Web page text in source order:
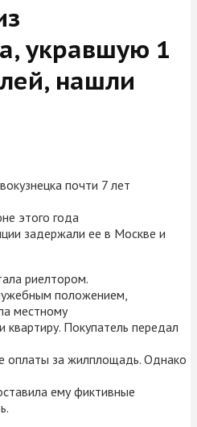
укравшую 1
нашли
почти 7 лет
этого года
задержали ее в Москве и
риелтором.
положением,
местному
Покупатель передал
оплаты за жилплощадь. Однако
ему фиктивные